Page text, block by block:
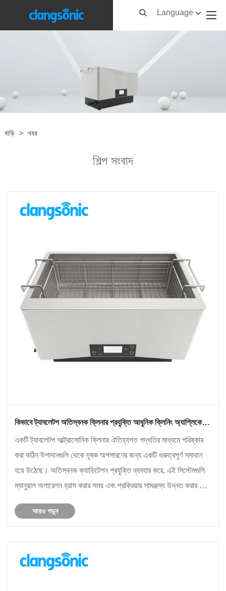
Language
বাড়ি > খবর
শিল্প সংবাদ
কিভাবে ট্যাবলেটপ অতিস্বনক ক্লিনার প্রযুক্তি আধুনিক ক্লিনিং অ্যাপ্লিকেশন
একটি ট্যাবলেটপ আল্ট্রাসোনিক ক্লিনার ঐতিহ্যগত পদ্ধতির মাধ্যমে পরিষ্কার
করা কঠিন উপাদানগুলি থেকে দূষক অপসারণের জন্য একটি গুরুত্বপূর্ণ সমাধান
হয়ে উঠেছে। অতিস্বনক ক্যাভিটেশন প্রযুক্তি ব্যবহার করে, এই সিস্টেমগুলি
ম্যানুয়াল অপারেশন হ্রাস করার সময় এবং প্রক্রিয়ার সামঞ্জস্য উন্নত করার সময়
আরও পড়ুন